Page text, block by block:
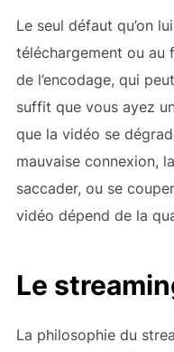
Le seul défaut qu’on
téléchargement ou au
de l’encodage, qui
suffit que vous ayez
que la vidéo se
mauvaise connexion,
saccader, ou se
vidéo dépend de la
Le
La philosophie du